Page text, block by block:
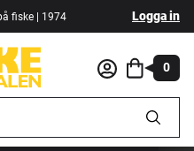
fiske | 1974 Logga in
0